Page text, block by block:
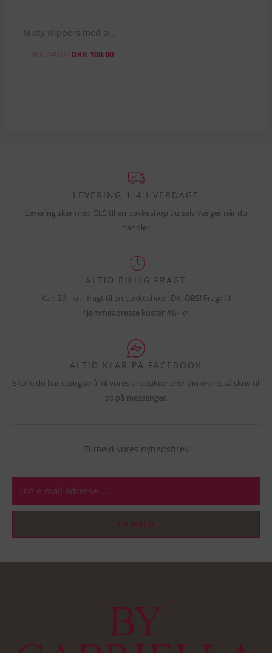
Misty slippers med simili sten – Guld
DKK249.00 DKK 100.00
på
varesiden
LEVERING 1-4 HVERDAGE
Levering sker med GLS til en pakkeshop du selv vælger når du
handler
ALTID BILLIG FRAGT
Kun 39,- kr. i fragt til en pakkeshop i DK. OBS! Fragt til
hjemmeadresse koster 49,- kr.
ALTID KLAR PÅ FACEBOOK
Skulle du har spørgsmål til vores produkter eller din ordre, så skriv til
os på messenger.
Tilmeld vores nyhedsbrev
TILMELD